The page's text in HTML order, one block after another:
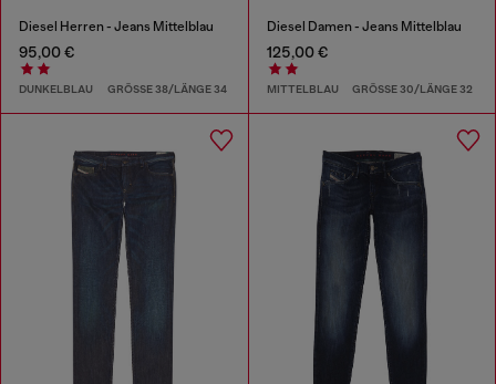
Diesel Herren - Jeans Mittelblau
95,00 €
DUNKELBLAU GRÖSSE 38/LÄNGE 34
Diesel Damen - Jeans Mittelblau
125,00 €
MITTELBLAU GRÖSSE 30/LÄNGE 32